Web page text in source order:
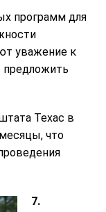
программ для
уважение к
предложить
Техас в
что
7.